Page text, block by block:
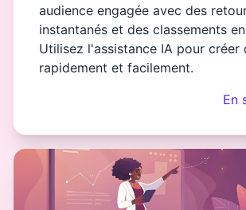
audience engagée avec des
instantanés et des classements
Utilisez l'assistance IA pour créer
rapidement et facilement.
En